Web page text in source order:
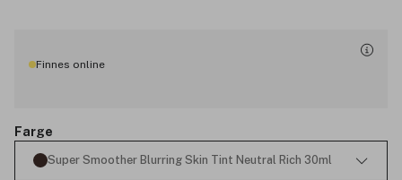
Finnes online
Farge
Super Smoother Blurring Skin Tint Neutral Rich 30ml